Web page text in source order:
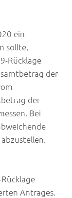
ein
sollte,
Rücklage
der
der
Bei
Antrages.